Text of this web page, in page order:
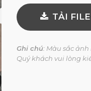
TẢI
Ghi chú: Màu sắc
Quý khách vui lòng